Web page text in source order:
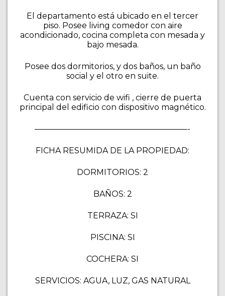
El departamento está ubicado en el tercer
piso. Posee living comedor con aire
acondicionado, cocina completa con mesada y
bajo mesada.
Posee dos dormitorios, y dos baños, un baño
social y el otro en suite.
Cuenta con servicio de wifi , cierre de puerta
principal del edificio con dispositivo magnético.
———————————————————-
FICHA RESUMIDA DE LA PROPIEDAD:
DORMITORIOS: 2
BAÑOS: 2
TERRAZA: SI
PISCINA: SI
COCHERA: SI
SERVICIOS: AGUA, LUZ, GAS NATURAL